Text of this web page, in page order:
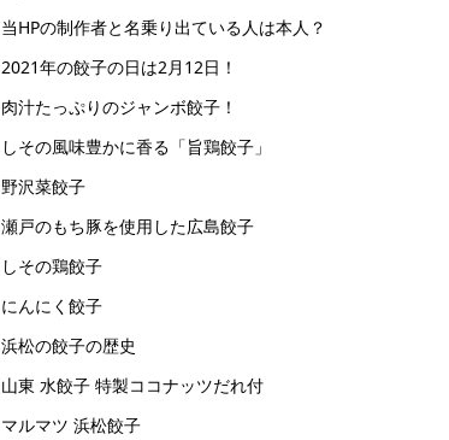
当HPの制作者と名乗り出ている人は本人？
2021年の餃子の日は2月12日！
肉汁たっぷりのジャンボ餃子！
しその風味豊かに香る「旨鶏餃子」
野沢菜餃子
瀬戸のもち豚を使用した広島餃子
しその鶏餃子
にんにく餃子
浜松の餃子の歴史
山東 水餃子 特製ココナッツだれ付
マルマツ 浜松餃子